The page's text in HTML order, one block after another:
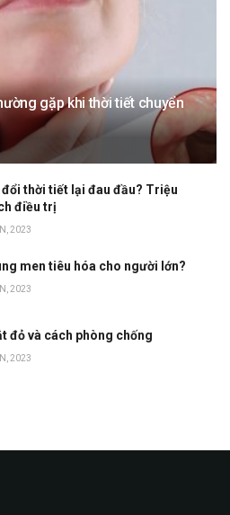
gặp khi thời tiết chuyển
thời tiết lại đau đầu? Triệu
điều trị
2023
men tiêu hóa cho người lớn?
2023
đỏ và cách phòng chống
2023